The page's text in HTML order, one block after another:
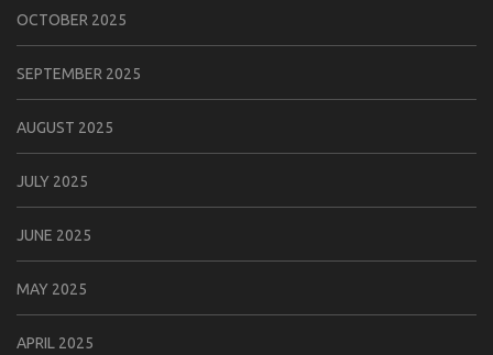
OCTOBER 2025
SEPTEMBER 2025
AUGUST 2025
JULY 2025
JUNE 2025
MAY 2025
APRIL 2025